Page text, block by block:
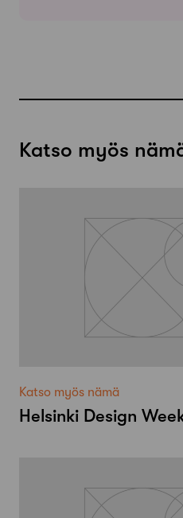
Katso myös
Katso myös nämä
Helsinki Design